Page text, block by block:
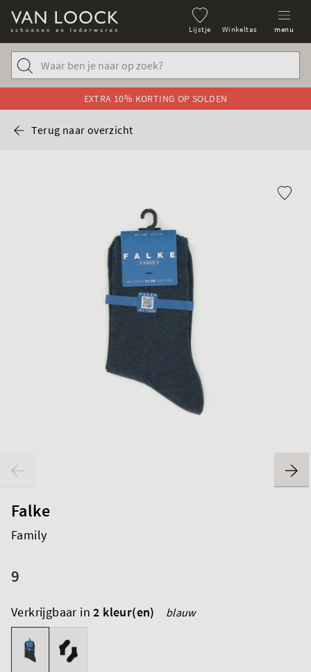
Lijstje Winkeltas menu
EXTRA 10% KORTING OP SOLDEN
Terug naar overzicht
Falke
Family
9
Verkrijgbaar in2 kleur(en) blauw